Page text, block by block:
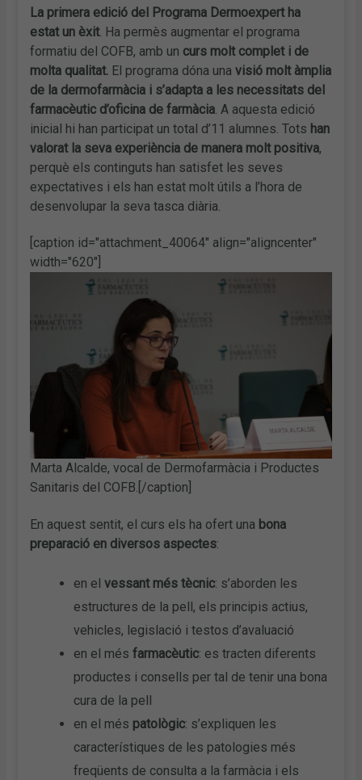
La primera edició del Programa Dermoexpert ha
estat un èxit. Ha permès augmentar el programa
formatiu del COFB, amb un curs molt complet i de
molta qualitat. El programa dóna unavisió molt àmplia
de la dermofarmàcia i s’adapta a les necessitats del
farmacèutic d’oficina de farmàcia . A aquesta edició
inicial hi han participat un total d’11 alumnes. Tots han
valorat la seva experiència de manera molt positiva,
perquè els continguts han satisfet les seves
expectatives i els han estat molt útils a l’hora de
desenvolupar la seva tasca diària.
[caption id="attachment_40064" align="aligncenter"
width="620"]
Marta Alcalde, vocal de Dermofarmàcia i Productes
Sanitaris del COFB.[/caption]
En aquest sentit, el curs els ha ofert una bona
preparació en diversos aspectes:
en elvessant més tècnic: s’aborden les
estructures de la pell, els principis actius,
vehicles, legislació i testos d’avaluació
en el mésfarmacèutic: es tracten diferents
productes i consells per tal de tenir una bona
cura de la pell
en el més patològic: s’expliquen les
característiques de les patologies més
freqüents de consulta a la farmàcia i els